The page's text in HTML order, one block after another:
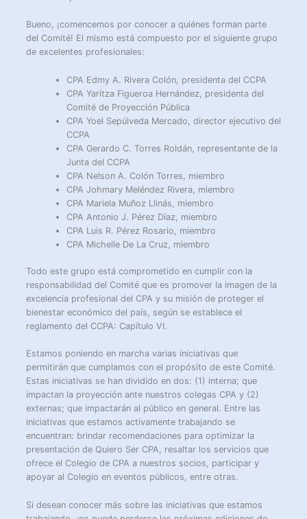
Bueno, ¡comencemos por conocer a quiénes forman parte
del Comité! El mismo está compuesto por el siguiente grupo
de excelentes profesionales:
CPA Edmy A. Rivera Colón, presidenta del CCPA
CPA Yaritza Figueroa Hernández, presidenta del
Comité de Proyección Pública
CPA Yoel Sepúlveda Mercado, director ejecutivo del
CCPA
CPA Gerardo C. Torres Roldán, representante de la
Junta del CCPA
CPA Nelson A. Colón Torres, miembro
CPA Johmary Meléndez Rivera, miembro
CPA Mariela Muñoz Llinás, miembro
CPA Antonio J. Pérez Díaz, miembro
CPA Luis R. Pérez Rosario, miembro
CPA Michelle De La Cruz, miembro
Todo este grupo está comprometido en cumplir con la
responsabilidad del Comité que es promover la imagen de la
excelencia profesional del CPA y su misión de proteger el
bienestar económico del país, según se establece el
reglamento del CCPA: Capítulo VI.
Estamos poniendo en marcha varias iniciativas que
permitirán que cumplamos con el propósito de este Comité.
Estas iniciativas se han dividido en dos: (1) interna; que
impactan la proyección ante nuestros colegas CPA y (2)
externas; que impactarán al público en general. Entre las
iniciativas que estamos activamente trabajando se
encuentran: brindar recomendaciones para optimizar la
presentación de Quiero Ser CPA, resaltar los servicios que
ofrece el Colegio de CPA a nuestros socios, participar y
apoyar al Colegio en eventos públicos, entre otras.
Si desean conocer más sobre las iniciativas que estamos